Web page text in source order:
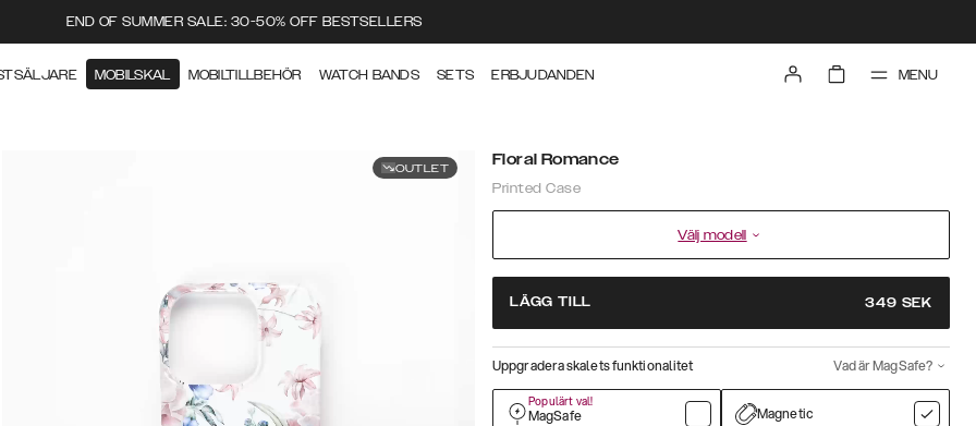
END OF SUMMER SALE: 30-50% OFF BESTSELLERS
MOBILSKAL MOBILTILLBEHÖR WATCH BANDS SETS ERBJUDANDEN MENU
OUTLET Floral Romance
Printed Case
Välj modell
LÄGG TILL 349 SEK
Uppgradera skalets funktionalitet Vad är MagSafe?
Populärt val!
MagSafe Magnetic